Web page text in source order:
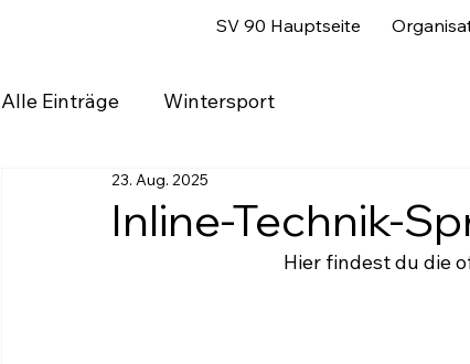
SV 90 Hauptseite
Alle Einträge Wintersport
Inline-Technik-
23. Aug. 2025
Hier findest du die